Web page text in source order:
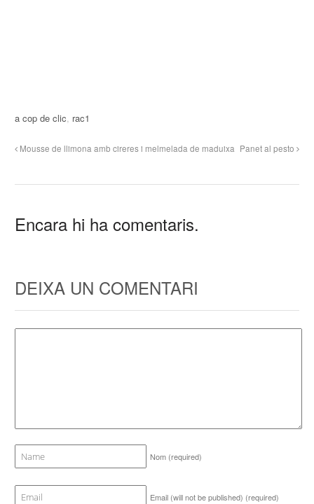
a cop de clic, rac1
Mousse de llimona amb cireres i melmelada de maduixa Panet al pesto
Encara hi ha comentaris.
DEIXA UN COMENTARI
Nom (required)
Email (will not be published) (required)